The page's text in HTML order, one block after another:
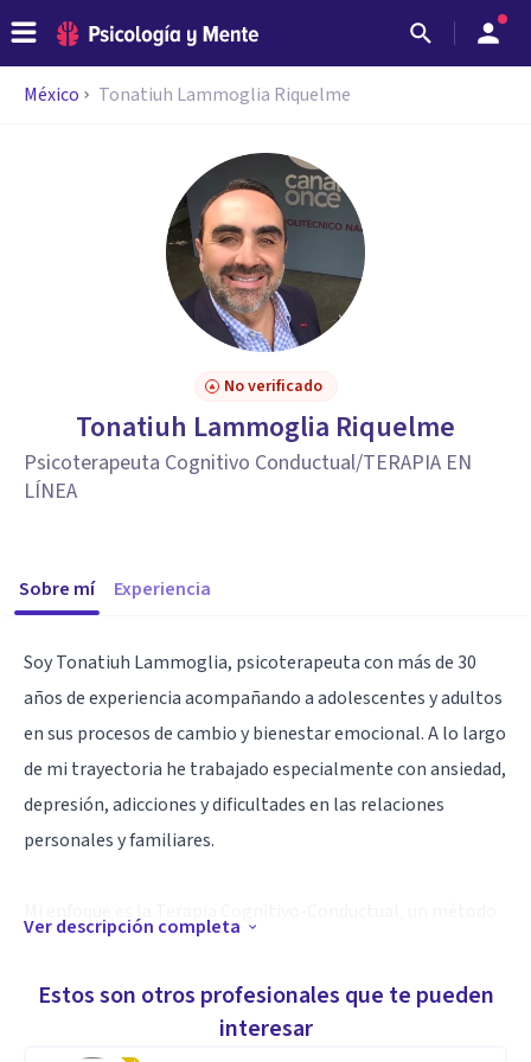
México Tonatiuh Lammoglia Riquelme
No verificado
Tonatiuh Lammoglia Riquelme
Psicoterapeuta Cognitivo Conductual/TERAPIA EN
LÍNEA
Sobre mí Experiencia
Soy Tonatiuh Lammoglia, psicoterapeuta con más de 30
años de experiencia acompañando a adolescentes y adultos
en sus procesos de cambio y bienestar emocional. A lo largo
de mi trayectoria he trabajado especialmente con ansiedad,
depresión, adicciones y dificultades en las relaciones
personales y familiares.
que generan malestar y a transformarlos para responder a
las situaciones de manera más clara y saludable. Este tipo
de terapia ha demostrado ser especialmente útil en casos
Ver descripción completa
Estos son otros profesionales que te pueden
interesar